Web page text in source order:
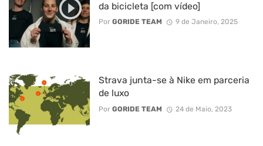
da bicicleta [com vídeo]
Por GORIDE TEAM 9 de Janeiro, 2025
Strava junta-se à Nike em parceria
de luxo
Por GORIDE TEAM 24 de Maio, 2023